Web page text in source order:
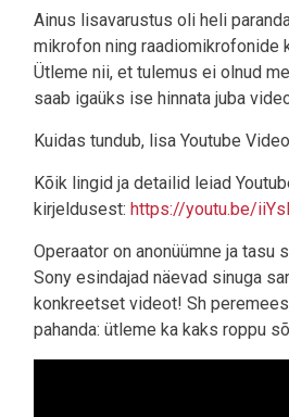
Ainus lisavarustus oli heli
mikrofon ning raadiomikrofonide
Ütleme nii, et tulemus ei olnud
saab igaüks ise hinnata juba
Kuidas tundub, lisa Youtube
Kõik lingid ja detailid leiad
kirjeldusest: https://youtu.be/
Operaator on anonüümne ja tasu
Sony esindajad näevad sinuga
konkreetset videot! Sh
pahanda: ütleme ka kaks roppu